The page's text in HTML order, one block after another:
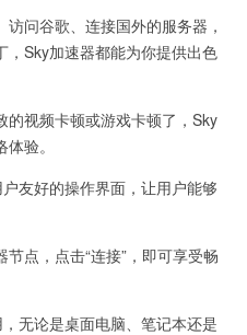
问谷歌、连接国外的服务器，
，Sky加速器都能为你提供出色
视频卡顿或游戏卡顿了，Sky
验。
友好的操作界面，让用户能够
点，点击“连接”，即可享受畅
无论是桌面电脑、笔记本还是